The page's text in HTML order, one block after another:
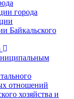
города
Байкальского
отношений
хозяйства и